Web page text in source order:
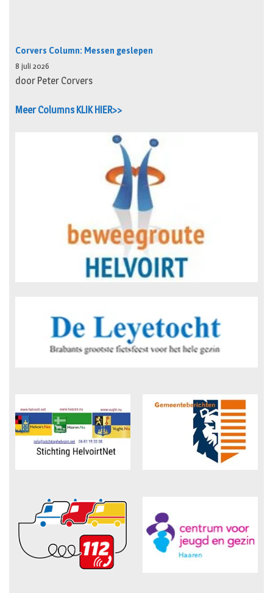
Corvers Column: Messen geslepen
8 juli 2026
door Peter Corvers
Meer Columns KLIK HIER>>